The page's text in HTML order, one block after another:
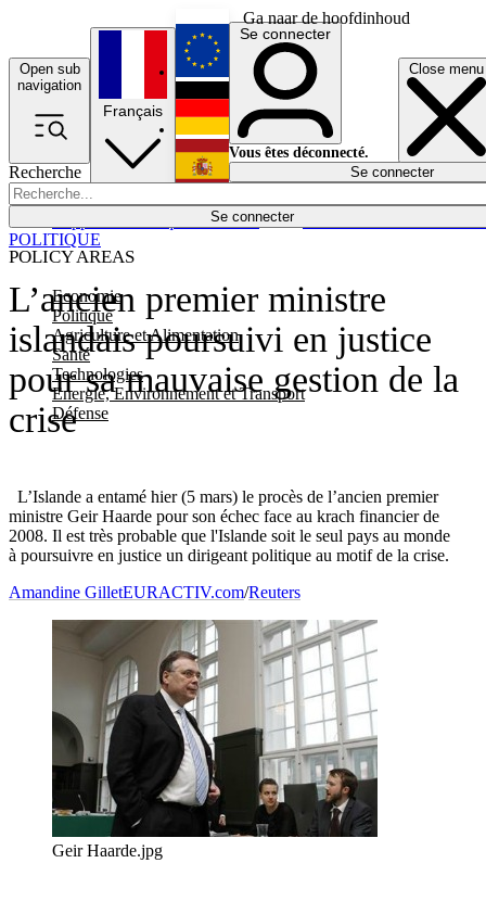
Ga naar de hoofdinhoud
Open sub
navigation
Close menu
Recherche
Se connecter
POLICY AREAS
Economie
Politique
Agriculture et Alimentation
Santé
Technologies
Energie, Environnement et Transport
Défense
Économie
Français
English
Deutsch
Español
Se connecter
Vous êtes déconnecté.
Se connecter
L’ancien premier ministre
islandais poursuivi en justice
pour sa mauvaise gestion de la
crise
L’Islande a entamé hier (5 mars) le procès de l’ancien premier
ministre Geir Haarde pour son échec face au krach financier de
2008. Il est très probable que l'Islande soit le seul pays au monde
à poursuivre en justice un dirigeant politique au motif de la crise.
POLITIQUE
Amandine GilletEURACTIV.com/Reuters
Geir Haarde.jpg